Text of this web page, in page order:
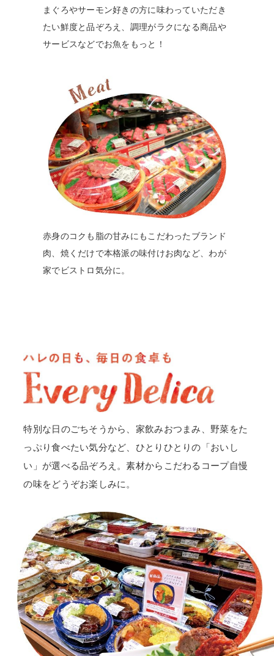
まぐろやサーモン好きの方に味わっていただき
たい鮮度と品ぞろえ、調理がラクになる商品や
サービスなどでお魚をもっと！
赤身のコクも脂の甘みにもこだわったブランド
肉、焼くだけで本格派の味付けお肉など、わが
家でビストロ気分に。
特別な日のごちそうから、家飲みおつまみ、野菜をた
っぷり食べたい気分など、ひとりひとりの「おいし
い」が選べる品ぞろえ。素材からこだわるコープ自慢
の味をどうぞお楽しみに。